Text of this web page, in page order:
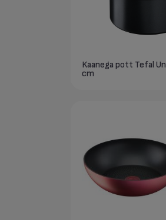
Kaanega pott Tefal
cm